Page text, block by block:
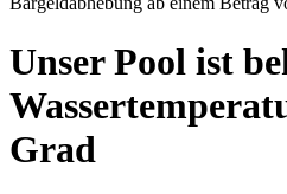
Unser Pool ist
Grad